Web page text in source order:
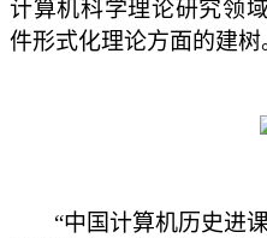
计算机科学理论研究领
件形式化理论方面的建树
“中国计算机历史进